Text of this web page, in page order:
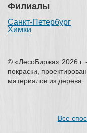
Филиалы
Санкт-Петербург
Химки
© «ЛесоБиржа» 2026 г.
покраски,
материалов из дерева.
Все